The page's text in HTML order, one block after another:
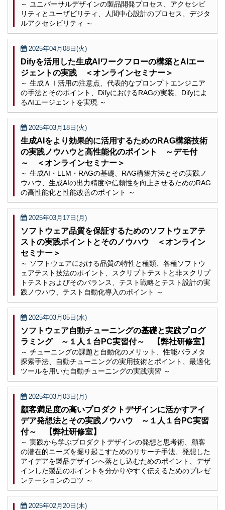
～ ユニバーサルデザインの製品開発プロセス、アクセシビ
リティとユーザビリティ、人間中心設計のプロセス、デジタ
ルアクセシビリティ ～
2025年04月08日(火)
Difyを活用した生成AIワークフローの構築とAIエー
ジェントの実践 ＜オンラインセミナー＞
～ 生成ＡＩ活用の注意点、代表的なプロンプトエンジニア
の手法とそのポイント、DifyにおけるRAGの実装、Difyによ
るAIエージェントを実現 ～
2025年03月18日(火)
生成AIをより効果的に活用するためのRAG構築技術
の実践ノウハウと高性能化のポイント ～デモ付
～ ＜オンラインセミナー＞
～ 生成AI・LLM・RAGの基礎、RAG構築方法とその実践ノ
ウハウ、生成AIの出力精度や信頼性を向上させるためのRAG
の高性能化と性能改善のポイント ～
2025年03月17日(月)
ソフトウェア品質を保証するためのソフトウェアテ
ストの実践ポイントとそのノウハウ ＜オンライン
セミナー＞
～ ソフトウェアにおける品質の特性と種類、各種ソフトウ
ェアテスト技法のポイント、スクリプトテストと非スクリプ
トテストおよびそのバランス、テスト戦略とテスト設計の実
践ノウハウ、テスト自動化導入のポイント ～
2025年03月05日(水)
ソフトウェア自動チューニングの基礎と実践プログ
ラミング ～１人１台PC実習付～ 【弊社研修室】
～ チューニングの課題と自動化のメリット、性能パラメタ
探索手法、自動チューニングの実用技術とポイント、最適化
ツールを用いた自動チューニングの実践演習 ～
2025年03月03日(月)
顧客満足度の高いプロダクトデザインに活かすアイ
デア発想法とその実践ノウハウ ～１人１台PC実習
付～ 【弊社研修室】
～ 実践から学ぶプロダクトデザインの発想と思考術、顧客
の潜在的ニーズを掘り起こすためのリサーチ手法、発想した
アイデアを製品デザインへ落とし込むためのポイント、デザ
インした製品のポイントを分かりやすく伝えるためのプレゼ
ンテーションのコツ ～
2025年02月20日(木)